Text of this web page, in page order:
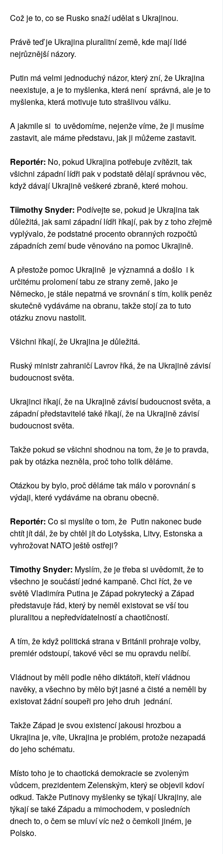
Což je to, co se Rusko snaží udělat s Ukrajinou.
Právě teď je Ukrajina pluralitní země, kde mají lidé
nejrůznější názory.
Putin má velmi jednoduchý názor, který zní, že Ukrajina
neexistuje, a je to myšlenka, která není správná, ale je to
myšlenka, která motivuje tuto strašlivou válku.
A jakmile si to uvědomíme, nejenže víme, že ji musíme
zastavit, ale máme představu, jak ji můžeme zastavit.
Reportér: No, pokud Ukrajina potřebuje zvítězit, tak
všichni západní lídři pak v podstatě dělají správnou věc,
když dávají Ukrajině veškeré zbraně, které mohou.
Tiimothy Snyder: Podívejte se, pokud je Ukrajina tak
důležitá, jak sami západní lídři říkají, pak by z toho zřejmě
vyplývalo, že podstatné procento obranných rozpočtů
západních zemí bude věnováno na pomoc Ukrajině.
A přestože pomoc Ukrajině je významná a došlo i k
určitému prolomení tabu ze strany země, jako je
Německo, je stále nepatrná ve srovnání s tím, kolik peněz
skutečně vydáváme na obranu, takže stojí za to tuto
otázku znovu nastolit.
Všichni říkají, že Ukrajina je důležitá.
Ruský ministr zahraničí Lavrov říká, že na Ukrajině závisí
budoucnost světa.
Ukrajinci říkají, že na Ukrajině závisí budoucnost světa, a
západní představitelé také říkají, že na Ukrajině závisí
budoucnost světa.
Takže pokud se všichni shodnou na tom, že je to pravda,
pak by otázka nezněla, proč toho tolik děláme.
Otázkou by bylo, proč děláme tak málo v porovnání s
výdaji, které vydáváme na obranu obecně.
Reportér: Co si myslíte o tom, že Putin nakonec bude
chtít jít dál, že by chtěl jít do Lotyšska, Litvy, Estonska a
vyhrožovat NATO ještě ostřeji?
Timothy Snyder: Myslím, že je třeba si uvědomit, že to
všechno je součástí jedné kampaně. Chci říct, že ve
světě Vladimíra Putina je Západ pokrytecký a Západ
představuje řád, který by neměl existovat se vší tou
pluralitou a nepředvídatelností a chaotičností.
A tím, že když politická strana v Británii prohraje volby,
premiér odstoupí, takové věci se mu opravdu nelíbí.
Vládnout by měli podle něho diktátoři, kteří vládnou
navěky, a všechno by mělo být jasné a čisté a neměli by
existovat žádní soupeři pro jeho druh jednání.
Takže Západ je svou existencí jakousi hrozbou a
Ukrajina je, víte, Ukrajina je problém, protože nezapadá
do jeho schématu.
Místo toho je to chaotická demokracie se zvoleným
vůdcem, prezidentem Zelenským, který se objevil kdoví
odkud. Takže Putinovy myšlenky se týkají Ukrajiny, ale
týkají se také Západu a mimochodem, v posledních
dnech to, o čem se mluví víc než o čemkoli jiném, je
Polsko.